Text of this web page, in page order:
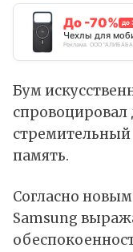
До -70% до
Чехлы для
Реклама. ООО
Бум
память.
Согласно
Samsung